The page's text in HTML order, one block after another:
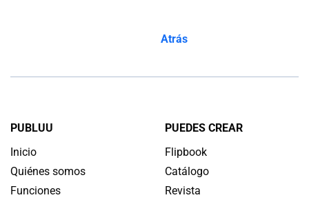
Atrás
PUBLUU
Inicio
Quiénes somos
Funciones
PUEDES CREAR
Flipbook
Catálogo
Revista